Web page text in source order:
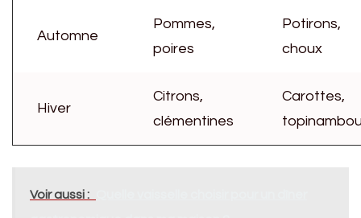
Automne
Pommes,
poires
Potirons,
choux
Hiver
Citrons,
clémentines
Carottes,
Voir aussi :